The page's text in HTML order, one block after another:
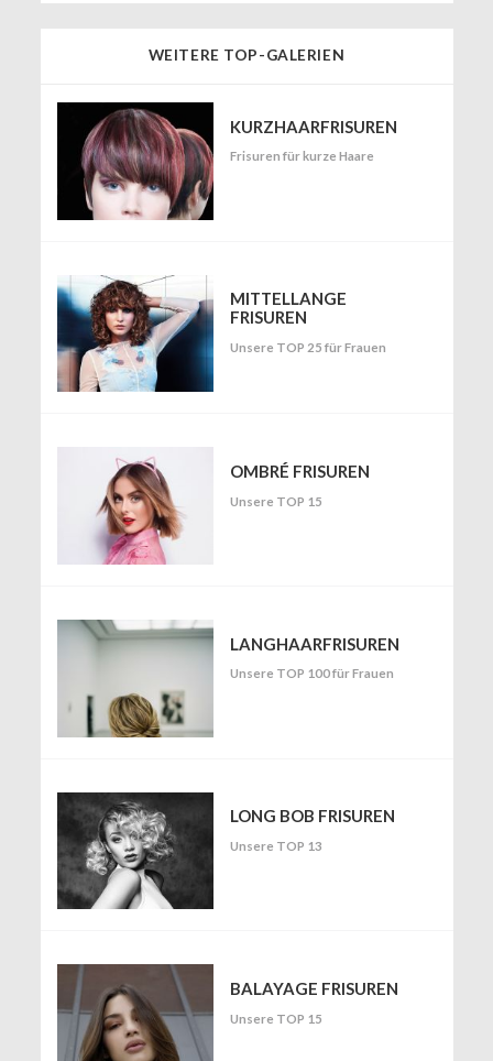
WEITERE TOP-GALERIEN
KURZHAARFRISUREN
Frisuren für kurze Haare
MITTELLANGE
FRISUREN
Unsere TOP 25 für Frauen
OMBRÉ FRISUREN
Unsere TOP 15
LANGHAARFRISUREN
Unsere TOP 100 für Frauen
LONG BOB FRISUREN
Unsere TOP 13
BALAYAGE FRISUREN
Unsere TOP 15